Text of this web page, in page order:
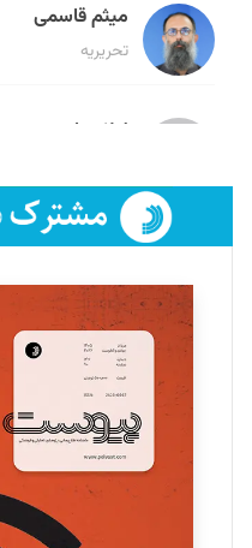
میثم قاسمی
تحریریه
لیلا حنارود
فائزه فتحی
تحریریه
سروش کرمیان
تحریریه
مینا پاکدل